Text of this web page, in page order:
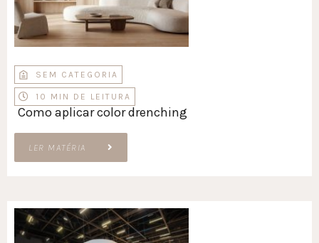
SEM CATEGORIA
10 MIN DE LEITURA
Como aplicar color drenching
LER MATÉRIA